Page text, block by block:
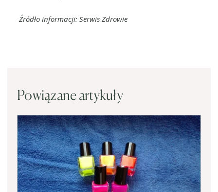
Źródło informacji: Serwis Zdrowie
Powiązane artykuły